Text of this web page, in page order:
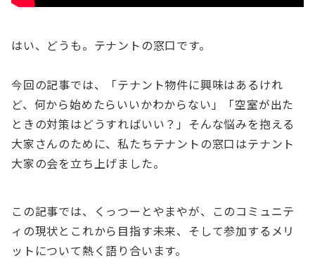
はい、どうも。テナントの窓口です。
今回の記事では、「テナント物件に興味はあるけれ
ど、何から始めたらいいかわからない」「空室が出た
ときの対策はどうすればいい？」そんな悩みを抱える
大家さんのために、私たちテナントの窓口はテナント
大家の会を立ち上げました。
この記事では、くっつーとやまやが、このコミュニテ
ィの現状とこれから目指す未来、そして参加するメリ
ットについて熱く語り合います。